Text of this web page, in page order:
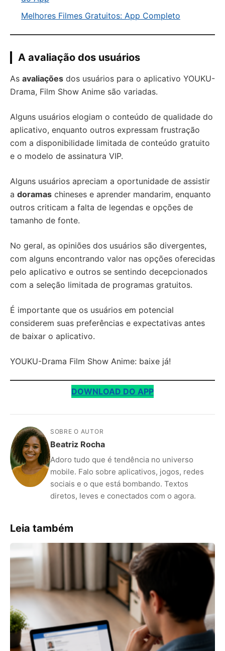
Melhores Filmes Gratuitos: App Completo
A avaliação dos usuários
As avaliações dos usuários para o aplicativo YOUKU-
Drama, Film Show Anime são variadas.
Alguns usuários elogiam o conteúdo de qualidade do
aplicativo, enquanto outros expressam frustração
com a disponibilidade limitada de conteúdo gratuito
e o modelo de assinatura VIP.
Alguns usuários apreciam a oportunidade de assistir
a doramas chineses e aprender mandarim, enquanto
outros criticam a falta de legendas e opções de
tamanho de fonte.
No geral, as opiniões dos usuários são divergentes,
com alguns encontrando valor nas opções oferecidas
pelo aplicativo e outros se sentindo decepcionados
com a seleção limitada de programas gratuitos.
É importante que os usuários em potencial
considerem suas preferências e expectativas antes
de baixar o aplicativo.
YOUKU-Drama Film Show Anime: baixe já!
DOWNLOAD DO APP
SOBRE O AUTOR
Beatriz Rocha
Adoro tudo que é tendência no universo
mobile. Falo sobre aplicativos, jogos, redes
sociais e o que está bombando. Textos
diretos, leves e conectados com o agora.
Leia também